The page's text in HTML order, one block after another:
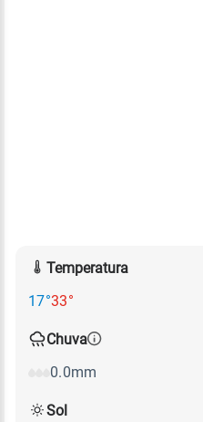
Temperatura
17°33°
Chuva
0.0mm
Sol